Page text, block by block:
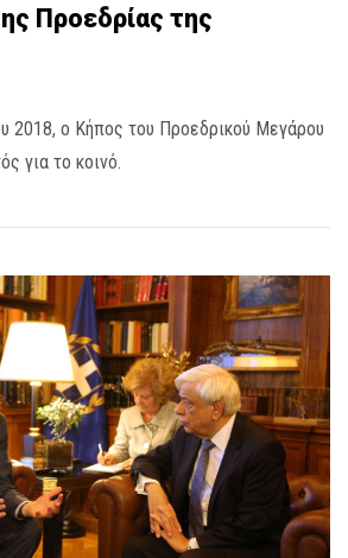
Προεδρίας της
2018, ο Κήπος του Προεδρικού Μεγάρου
για το κοινό.